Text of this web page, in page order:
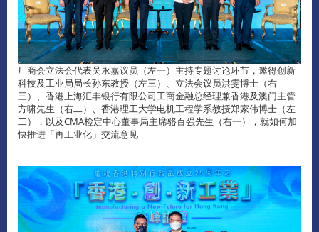
厂商会立法会代表吴永嘉议员（左一）主持专题讨论环节，邀得创新
科技及工业局局长孙东教授（左三）、立法会议员洪雯博士（右
三）、香港上海汇丰银行有限公司工商金融总经理兼香港及澳门主管
方啸先生（右二）、香港理工大学电机工程学系教授郑家伟博士（左
二），以及CMA检定中心董事局主席骆百强先生（右一），就如何加
快推进「再工业化」交流意见